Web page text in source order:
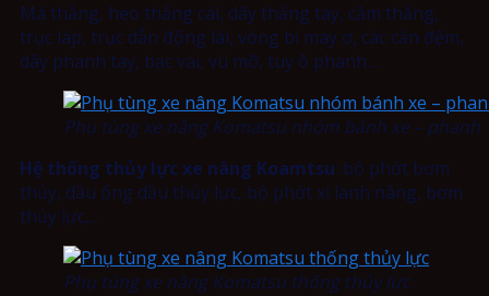
Má thắng, heo thắng cái, dây thắng tay, cầm thắng,
trục láp, trục dẫn động lái, vòng bi may ơ, các căn đệm,
dây phanh tay, bạc vai, vú mỡ, tuy ô phanh…
Phụ tùng xe nâng Komatsu nhóm bánh xe – phanh
Hệ thống thủy lực xe nâng Koamtsu: bộ phớt bơm
thủy, dầu ống dầu thủy lực, bộ phớt xi lanh nâng, bơm
thủy lực,…
Phụ tùng xe nâng Komatsu thống thủy lực